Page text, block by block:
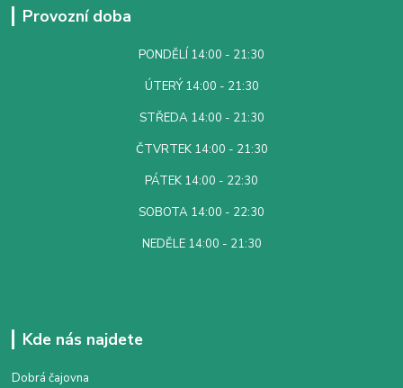
Provozní doba
PONDĚLÍ 14:00 - 21:30
ÚTERÝ 14:00 - 21:30
STŘEDA 14:00 - 21:30
ČTVRTEK 14:00 - 21:30
PÁTEK 14:00 - 22:30
SOBOTA 14:00 - 22:30
NEDĚLE 14:00 - 21:30
Kde nás najdete
Dobrá čajovna